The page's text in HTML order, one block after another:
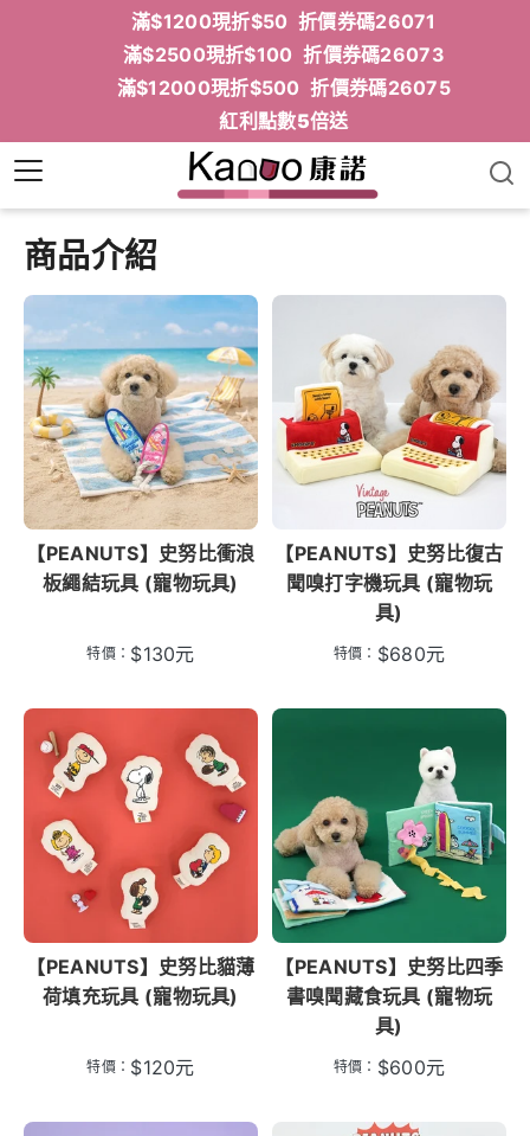
滿$1200現折$50 折價券碼26071
滿$2500現折$100 折價券碼26073
滿$12000現折$500 折價券碼26075
紅利點數5倍送
商品介紹
【PEANUTS】史努比衝浪
板繩結玩具 (寵物玩具)
特價： $130元
【PEANUTS】史努比復古
聞嗅打字機玩具 (寵物玩
具)
特價： $680元
【PEANUTS】史努比貓薄
荷填充玩具 (寵物玩具)
特價： $120元
【PEANUTS】史努比四季
書嗅聞藏食玩具 (寵物玩
具)
特價： $600元